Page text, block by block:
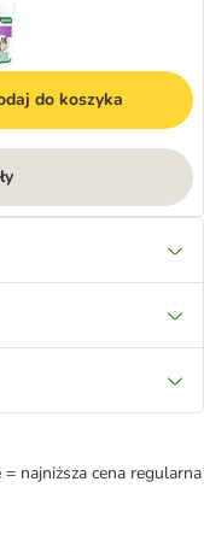
do koszyka
najniższa cena regularna